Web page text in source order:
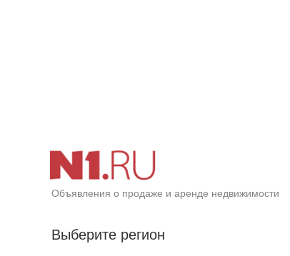
Объявления о продаже и аренде недвижимости
Выберите регион